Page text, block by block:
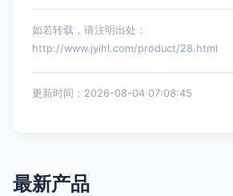
如若转载，请注明出处：
http://www.jyihl.com/product/28.html
更新时间：2026-08-04 07:08:45
最新产品